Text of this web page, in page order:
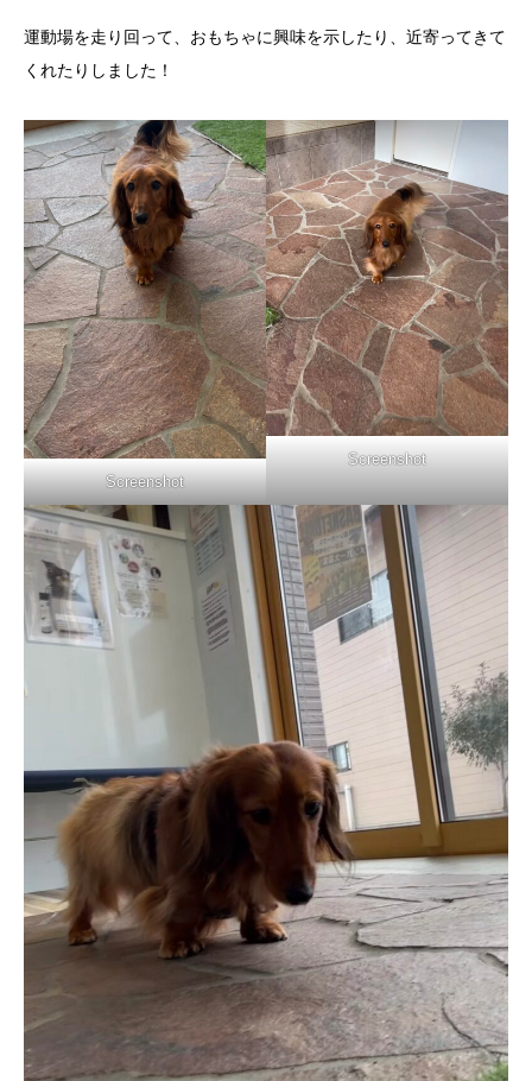
運動場を走り回って、おもちゃに興味を示したり、近寄ってきて
くれたりしました！
Screenshot
Screenshot